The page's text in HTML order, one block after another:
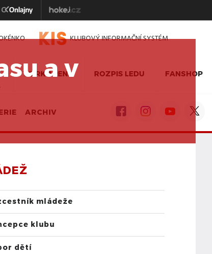
KLUBOVÝ INFORMAČNÍ SYSTÉM
WERK ARENA ROZPIS LEDU FANSHOP
ARCHIV
a v
mládeže
klubu
dětí